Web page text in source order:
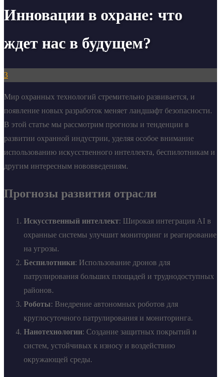
Инновации в охране: что
ждет нас в будущем?
3
Мир охранных технологий стремительно развивается, и
появление новых разработок меняет ландшафт безопасности.
В этой статье мы рассмотрим прогнозы и тенденции в
развитии охранной индустрии, уделяя особое внимание
использованию искусственного интеллекта, беспилотникам и
другим интересным нововведениям.
Прогнозы развития отрасли
Искусственный интеллект: Широкая интеграция AI в
охранные системы улучшит мониторинг и реагирование
на угрозы.
Беспилотники: Использование дронов для
патрулирования больших площадей и труднодоступных
районов.
Роботы: Внедрение автономных роботов для
круглосуточного патрулирования и мониторинга.
Нанотехнологии: Создание защитных покрытий и
систем, устойчивых к износу и воздействию
окружающей среды.